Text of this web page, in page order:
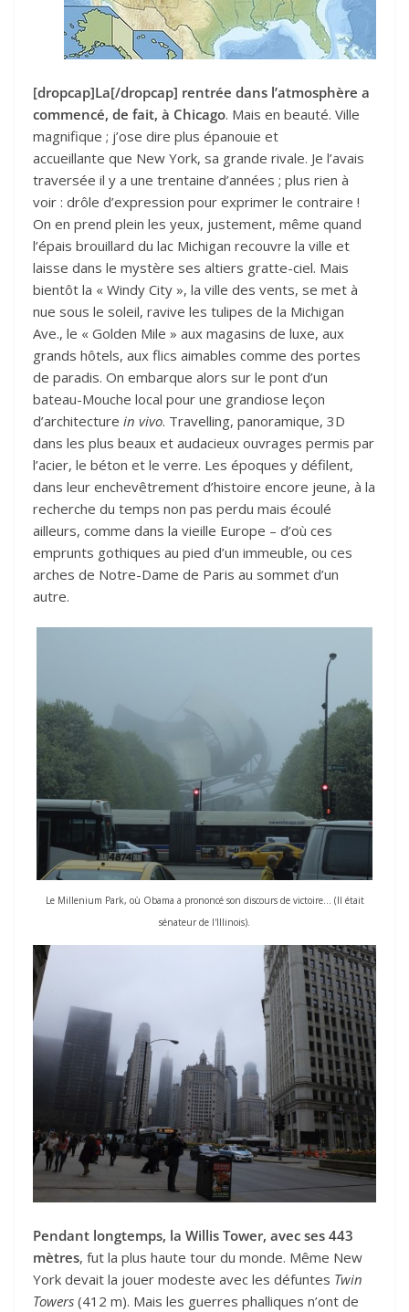
[dropcap]La[/dropcap] rentrée dans l’atmosphère a
commencé, de fait, à Chicago. Mais en beauté. Ville
magnifique ; j’ose dire plus épanouie et
accueillante que New York, sa grande rivale. Je l’avais
traversée il y a une trentaine d’années ; plus rien à
voir : drôle d’expression pour exprimer le contraire !
On en prend plein les yeux, justement, même quand
l’épais brouillard du lac Michigan recouvre la ville et
laisse dans le mystère ses altiers gratte-ciel. Mais
bientôt la « Windy City », la ville des vents, se met à
nue sous le soleil, ravive les tulipes de la Michigan
Ave., le « Golden Mile » aux magasins de luxe, aux
grands hôtels, aux flics aimables comme des portes
de paradis. On embarque alors sur le pont d’un
bateau-Mouche local pour une grandiose leçon
d’architecture in vivo. Travelling, panoramique, 3D
dans les plus beaux et audacieux ouvrages permis par
l’acier, le béton et le verre. Les époques y défilent,
dans leur enchevêtrement d’histoire encore jeune, à la
recherche du temps non pas perdu mais écoulé
ailleurs, comme dans la vieille Europe – d’où ces
emprunts gothiques au pied d’un immeuble, ou ces
arches de Notre-Dame de Paris au sommet d’un
autre.
Le Millenium Park, où Obama a prononcé son discours de victoire… (Il était
sénateur de l'Illinois).
Pendant longtemps, la Willis Tower, avec ses 443
mètres, fut la plus haute tour du monde. Même New
York devait la jouer modeste avec les défuntes Twin
Towers (412 m). Mais les guerres phalliques n’ont de